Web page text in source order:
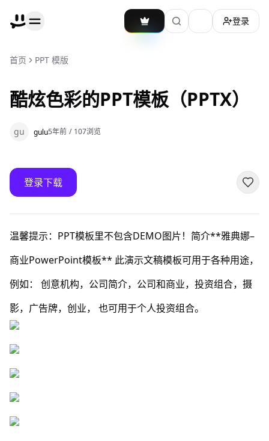
加载主题切换
登录
首页 PPT 模版
酷炫色彩的PPT模板（PPTX）
gu gulu5年前 / 107浏览
登录下载
温馨提示：PPT模板里不包含DEMO图片！简介**雅典娜–
商业PowerPoint模板** 此演示文稿模板可用于各种用途，
例如： 创意机构，公司简介，公司和商业，投资组合，摄
影，广告牌，创业， 也可用于个人投资组合。